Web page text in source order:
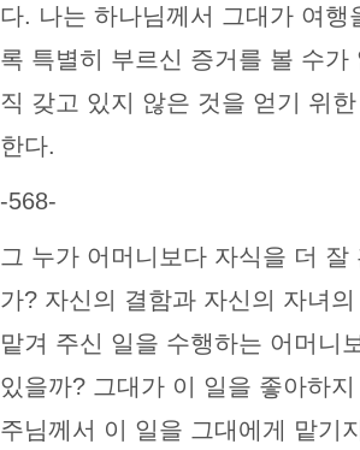
다. 나는 하나님께서 그대가 여행
록 특별히 부르신 증거를 볼 수가
직 갖고 있지 않은 것을 얻기 위
한다.
-568-
그 누가 어머니보다 자식을 더 잘
가? 자신의 결함과 자신의 자녀의
맡겨 주신 일을 수행하는 어머니
있을까? 그대가 이 일을 좋아하지
주님께서 이 일을 그대에게 맡기